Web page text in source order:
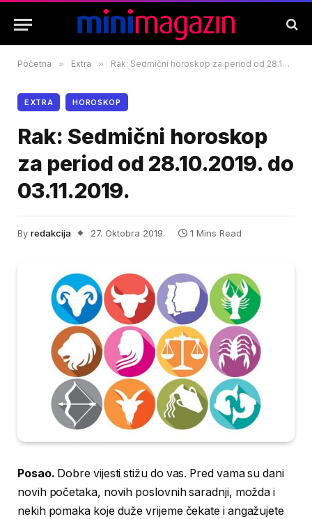
Početna » Extra » Rak: Sedmični horoskop za period od 28.10.2019. do 03.11.2019.
EXTRA HOROSKOP
Rak: Sedmični horoskop
za period od 28.10.2019. do
03.11.2019.
By redakcija 27. Oktobra 2019. 1 Mins Read
Posao. Dobre vijesti stižu do vas. Pred vama su dani
novih početaka, novih poslovnih saradnji, možda i
nekih pomaka koje duže vrijeme čekate i angažujete